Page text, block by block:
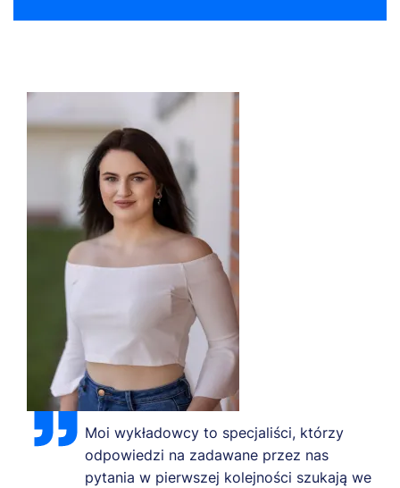
Moi wykładowcy to specjaliści, którzy
odpowiedzi na zadawane przez nas
pytania w pierwszej kolejności szukają we